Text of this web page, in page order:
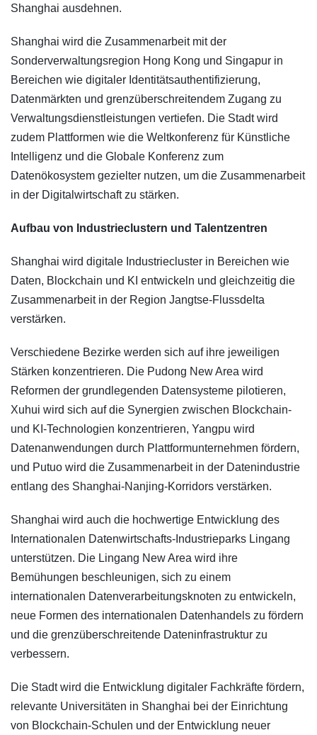
Shanghai ausdehnen.
Shanghai wird die Zusammenarbeit mit der
Sonderverwaltungsregion Hong Kong und Singapur in
Bereichen wie digitaler Identitätsauthentifizierung,
Datenmärkten und grenzüberschreitendem Zugang zu
Verwaltungsdienstleistungen vertiefen. Die Stadt wird
zudem Plattformen wie die Weltkonferenz für Künstliche
Intelligenz und die Globale Konferenz zum
Datenökosystem gezielter nutzen, um die Zusammenarbeit
in der Digitalwirtschaft zu stärken.
Aufbau von Industrieclustern und Talentzentren
Shanghai wird digitale Industriecluster in Bereichen wie
Daten, Blockchain und KI entwickeln und gleichzeitig die
Zusammenarbeit in der Region Jangtse-Flussdelta
verstärken.
Verschiedene Bezirke werden sich auf ihre jeweiligen
Stärken konzentrieren. Die Pudong New Area wird
Reformen der grundlegenden Datensysteme pilotieren,
Xuhui wird sich auf die Synergien zwischen Blockchain-
und KI-Technologien konzentrieren, Yangpu wird
Datenanwendungen durch Plattformunternehmen fördern,
und Putuo wird die Zusammenarbeit in der Datenindustrie
entlang des Shanghai-Nanjing-Korridors verstärken.
Shanghai wird auch die hochwertige Entwicklung des
Internationalen Datenwirtschafts-Industrieparks Lingang
unterstützen. Die Lingang New Area wird ihre
Bemühungen beschleunigen, sich zu einem
internationalen Datenverarbeitungsknoten zu entwickeln,
neue Formen des internationalen Datenhandels zu fördern
und die grenzüberschreitende Dateninfrastruktur zu
verbessern.
Die Stadt wird die Entwicklung digitaler Fachkräfte fördern,
relevante Universitäten in Shanghai bei der Einrichtung
von Blockchain-Schulen und der Entwicklung neuer